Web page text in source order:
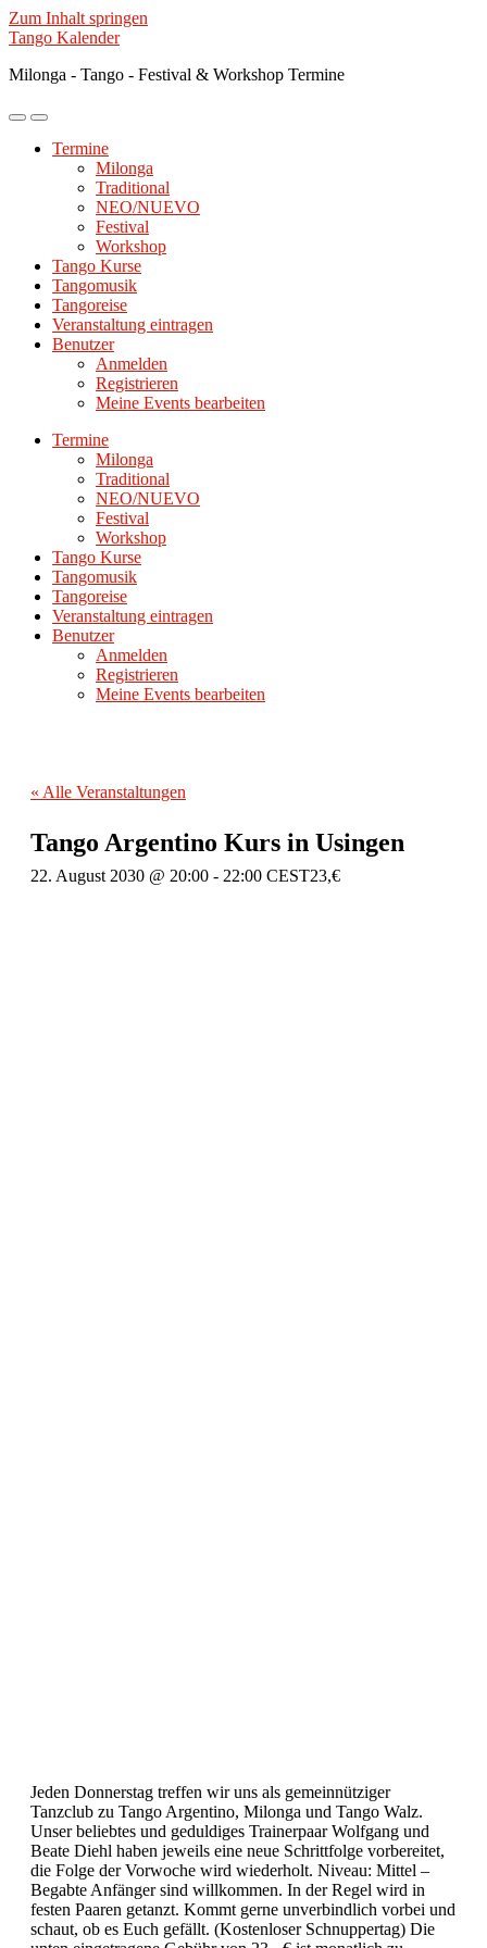
Zum Inhalt springen
Tango Kalender
Milonga - Tango - Festival & Workshop Termine
Mobile-
ein-/ausblenden
Suchfeld
ein-/ausblenden
Termine
Milonga
Traditional
NEO/NUEVO
Festival
Workshop
Tango Kurse
Tangomusik
Tangoreise
Veranstaltung eintragen
Benutzer
Anmelden
Registrieren
Meine Events bearbeiten
Termine
Milonga
Traditional
NEO/NUEVO
Festival
Workshop
Tango Kurse
Tangomusik
Tangoreise
Veranstaltung eintragen
Benutzer
Anmelden
Registrieren
Meine Events bearbeiten
« Alle Veranstaltungen
Tango Argentino Kurs in Usingen
22. August 2030 @ 20:00 - 22:00 CEST23,€
Jeden Donnerstag treffen wir uns als gemeinnütziger
Tanzclub zu Tango Argentino, Milonga und Tango Walz.
Unser beliebtes und geduldiges Trainerpaar Wolfgang und
Beate Diehl haben jeweils eine neue Schrittfolge vorbereitet,
die Folge der Vorwoche wird wiederholt. Niveau: Mittel –
Begabte Anfänger sind willkommen. In der Regel wird in
festen Paaren getanzt. Kommt gerne unverbindlich vorbei und
schaut, ob es Euch gefällt. (Kostenloser Schnuppertag) Die